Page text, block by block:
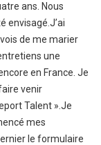
ans. Nous
envisagé.J’ai
de me marier
une
en France. Je
venir
Talent ».Je
mes
le formulaire